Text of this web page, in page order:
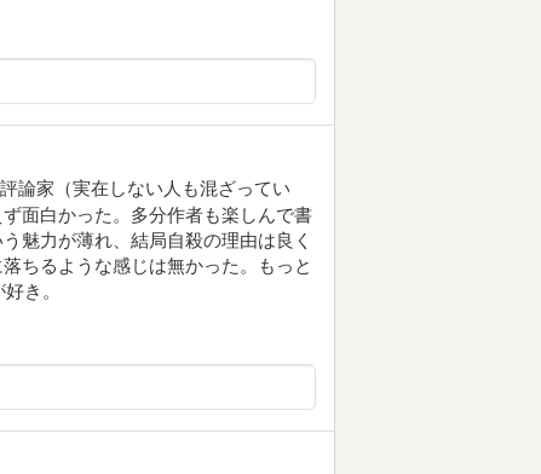
論家（実在しない人も混ざってい
面白かった。多分作者も楽しんで書
魅力が薄れ、結局自殺の理由は良く
ちるような感じは無かった。もっと
き。